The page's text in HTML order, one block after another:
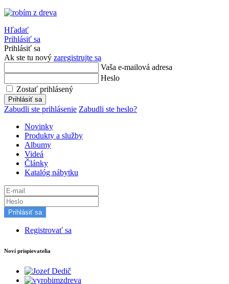
Hľadať
Prihlásiť sa
Prihlásiť sa
Ak ste tu nový zaregistrujte sa
Vaša e-mailová adresa
Heslo
Zostať prihlásený
Prihlásiť sa
Zabudli ste prihlásenie Zabudli ste heslo?
Novinky
Produkty a služby
Albumy
Videá
Články
Katalóg nábytku
Prihlásiť sa
Registrovať sa
Noví prispievatelia